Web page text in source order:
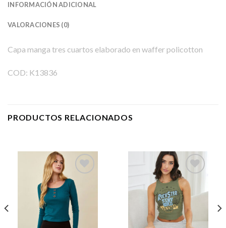
INFORMACIÓN ADICIONAL
VALORACIONES (0)
Capa manga tres cuartos elaborado en waffer policotton
COD: K13836
PRODUCTOS RELACIONADOS